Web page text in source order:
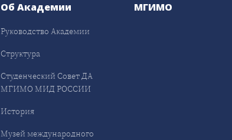
Об Академии
Руководство Академии
Структура
Студенческий Совет ДА
МГИМО МИД РОССИИ
История
Музей международного
МГИМО